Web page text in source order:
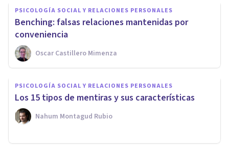
PSICOLOGÍA SOCIAL Y RELACIONES PERSONALES
Benching: falsas relaciones mantenidas por
conveniencia
Oscar Castillero Mimenza
PSICOLOGÍA SOCIAL Y RELACIONES PERSONALES
Los 15 tipos de mentiras y sus características
Nahum Montagud Rubio